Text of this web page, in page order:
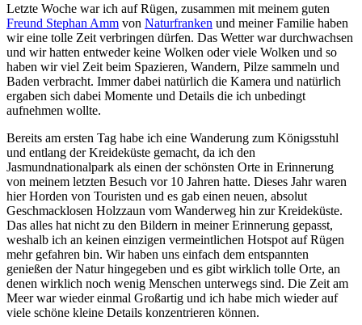
Letzte Woche war ich auf Rügen, zusammen mit meinem guten
Freund Stephan Amm von Naturfranken und meiner Familie haben
wir eine tolle Zeit verbringen dürfen. Das Wetter war durchwachsen
und wir hatten entweder keine Wolken oder viele Wolken und so
haben wir viel Zeit beim Spazieren, Wandern, Pilze sammeln und
Baden verbracht. Immer dabei natürlich die Kamera und natürlich
ergaben sich dabei Momente und Details die ich unbedingt
aufnehmen wollte.
Bereits am ersten Tag habe ich eine Wanderung zum Königsstuhl
und entlang der Kreideküste gemacht, da ich den
Jasmundnationalpark als einen der schönsten Orte in Erinnerung
von meinem letzten Besuch vor 10 Jahren hatte. Dieses Jahr waren
hier Horden von Touristen und es gab einen neuen, absolut
Geschmacklosen Holzzaun vom Wanderweg hin zur Kreideküste.
Das alles hat nicht zu den Bildern in meiner Erinnerung gepasst,
weshalb ich an keinen einzigen vermeintlichen Hotspot auf Rügen
mehr gefahren bin. Wir haben uns einfach dem entspannten
genießen der Natur hingegeben und es gibt wirklich tolle Orte, an
denen wirklich noch wenig Menschen unterwegs sind. Die Zeit am
Meer war wieder einmal Großartig und ich habe mich wieder auf
viele schöne kleine Details konzentrieren können.